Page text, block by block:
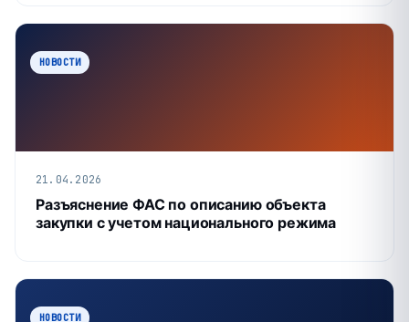
НОВОСТИ
21.04.2026
Разъяснение ФАС по описанию объекта
закупки с учетом национального режима
НОВОСТИ